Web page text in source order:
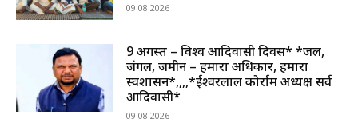
09.08.2026
9 अगस्त – विश्व आदिवासी दिवस* *जल,
जंगल, जमीन – हमारा अधिकार, हमारा
स्वशासन*,,,,*ईश्वरलाल कोर्राम अध्यक्ष सर्व
आदिवासी*
09.08.2026